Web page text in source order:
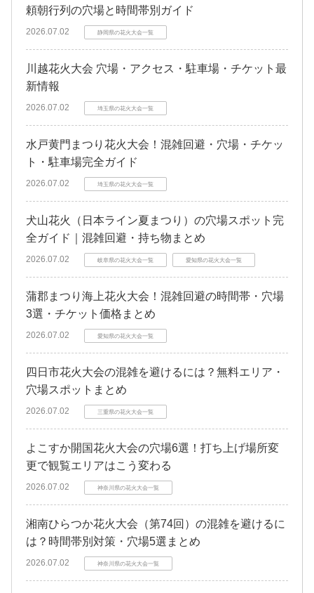
頼朝行列の穴場と時間帯別ガイド
2026.07.02 静岡県の花火大会一覧
川越花火大会 穴場・アクセス・駐車場・チケット最
新情報
2026.07.02 埼玉県の花火大会一覧
水戸黄門まつり花火大会！混雑回避・穴場・チケッ
ト・駐車場完全ガイド
2026.07.02 埼玉県の花火大会一覧
犬山花火（日本ライン夏まつり）の穴場スポット完
全ガイド｜混雑回避・持ち物まとめ
2026.07.02 岐阜県の花火大会一覧 愛知県の花火大会一覧
蒲郡まつり海上花火大会！混雑回避の時間帯・穴場
3選・チケット価格まとめ
2026.07.02 愛知県の花火大会一覧
四日市花火大会の混雑を避けるには？無料エリア・
穴場スポットまとめ
2026.07.02 三重県の花火大会一覧
よこすか開国花火大会の穴場6選！打ち上げ場所変
更で観覧エリアはこう変わる
2026.07.02 神奈川県の花火大会一覧
湘南ひらつか花火大会（第74回）の混雑を避けるに
は？時間帯別対策・穴場5選まとめ
2026.07.02 神奈川県の花火大会一覧